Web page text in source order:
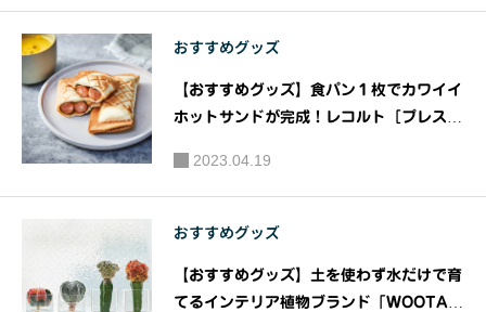
スマイ プ
ロジェク
ト」—
医・食・
住 でミラ
な都市生
活 —｜主
催：公益
るアフタ
ヌーンテ
おすすめグッズ
【おすすめグッズ】食パン１枚でカワイイ
ホットサンドが完成！レコルト［プレスサ
ズ株式会社
2023.04.19
おすすめグッズ
【おすすめグッズ】土を使わず水だけで育
てるインテリア植物ブランド「WOOTAN